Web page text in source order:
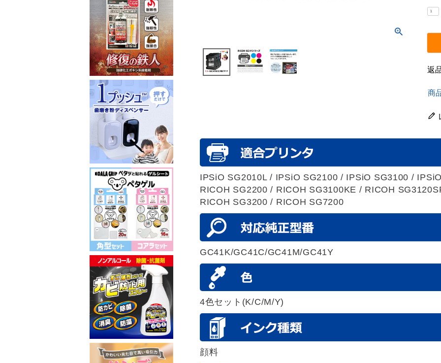
返
商
IPSiO SG2010L / IPSiO SG2100 / IPSiO SG3100 /
RICOH SG2200 / RICOH SG3100KE / RICOH
RICOH SG3200 / RICOH SG7200
GC41K/GC41C/GC41M/GC41Y
4色セット(K/C/M/Y)
顔料